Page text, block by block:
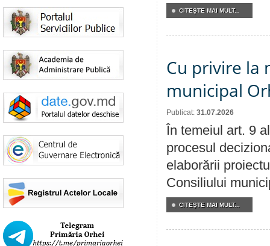
CITEŞTE MAI MULT...
Cu privire la
municipal
Publicat: 31.07.2026
În temeiul art. 9
procesul
elaborării
Consiliului
CITEŞTE MAI MULT...